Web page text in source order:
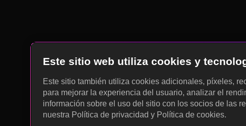
Este sitio web utiliza cookies y
Este sitio también utiliza cookies adicionales, píxeles,
para mejorar la experiencia del usuario, analizar el
información sobre el uso del sitio con los socios de las
nuestra Política de privacidad y Política de cookies.